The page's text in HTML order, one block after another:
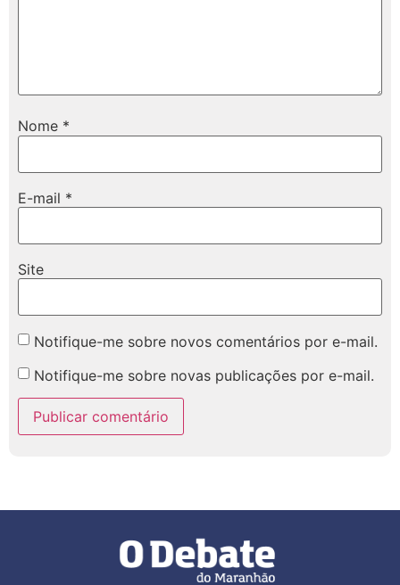
Nome *
E-mail *
Site
Notifique-me sobre novos comentários por e-mail.
Notifique-me sobre novas publicações por e-mail.